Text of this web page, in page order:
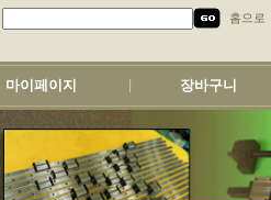
홈으로
마이페이지 장바구니